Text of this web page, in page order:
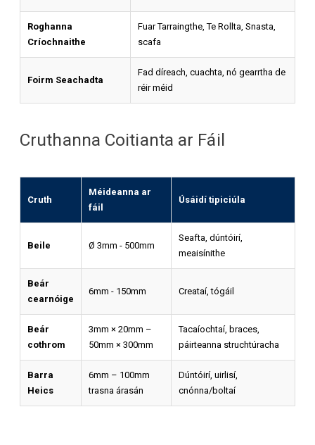
Roghanna
Críochnaithe
Fuar Tarraingthe, Te Rollta, Snasta,
scafa
Foirm Seachadta
Fad díreach, cuachta, nó gearrtha de
réir méid
Cruthanna Coitianta ar Fáil
Cruth
Méideanna ar
fáil
Úsáidí tipiciúla
Beile Ø 3mm - 500mm
Seafta, dúntóirí,
meaisínithe
Beár
cearnóige
6mm - 150mm Creataí, tógáil
Beár
cothrom
3mm × 20mm –
50mm × 300mm
Tacaíochtaí, braces,
páirteanna struchtúracha
Barra
Heics
6mm – 100mm
trasna árasán
Dúntóirí, uirlisí,
cnónna/boltaí